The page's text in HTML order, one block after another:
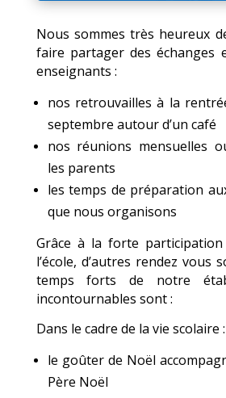
Nous sommes très heureux
faire partager des échanges
enseignants :
nos retrouvailles à la
septembre autour d’un café
nos réunions mensuelles
les parents
les temps de préparation
que nous organisons
Grâce à la forte
l’école, d’autres rendez vous
temps forts de notre
incontournables sont :
Dans le cadre de la vie scolaire :
le goûter de Noël
Père Noël